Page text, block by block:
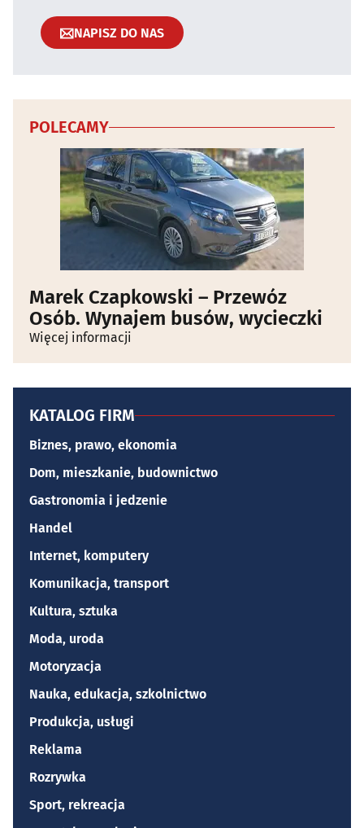
NAPISZ DO NAS
POLECAMY
Marek Czapkowski – Przewóz
Osób. Wynajem busów, wycieczki
Więcej informacji
KATALOG FIRM
Biznes, prawo, ekonomia
Dom, mieszkanie, budownictwo
Gastronomia i jedzenie
Handel
Internet, komputery
Komunikacja, transport
Kultura, sztuka
Moda, uroda
Motoryzacja
Nauka, edukacja, szkolnictwo
Produkcja, usługi
Reklama
Rozrywka
Sport, rekreacja